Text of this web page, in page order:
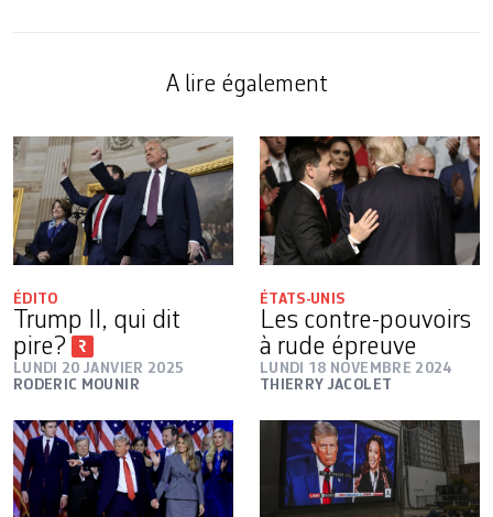
A lire également
ÉDITO
Trump II, qui dit
pire?
LUNDI 20 JANVIER 2025
RODERIC MOUNIR
ÉTATS-UNIS
Les contre-pouvoirs
à rude épreuve
LUNDI 18 NOVEMBRE 2024
THIERRY JACOLET